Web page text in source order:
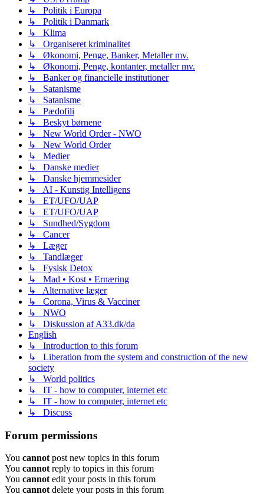
↳ Politik i Europa
↳ Politik i Danmark
↳ Klima
↳ Organiseret kriminalitet
↳ Økonomi, Penge, Banker, Metaller mv.
↳ Økonomi, Penge, kontanter, metaller mv.
↳ Banker og financielle institutioner
↳ Satanisme
↳ Satanisme
↳ Pædofili
↳ Beskyt børnene
↳ New World Order - NWO
↳ New World Order
↳ Medier
↳ Danske medier
↳ Danske hjemmesider
↳ AI - Kunstig Intelligens
↳ ET/UFO/UAP
↳ ET/UFO/UAP
↳ Sundhed/Sygdom
↳ Cancer
↳ Læger
↳ Tandlæger
↳ Fysisk Detox
↳ Mad • Kost • Ernæring
↳ Alternative læger
↳ Corona, Virus & Vacciner
↳ NWO
↳ Diskussion af A33.dk/da
English
↳ Introduction to this forum
↳ Liberation from the system and construction of the new
society
↳ World politics
↳ IT - how to computer, internet etc
↳ IT - how to computer, internet etc
↳ Discuss
Forum permissions
You cannot post new topics in this forum
You cannot reply to topics in this forum
You cannot edit your posts in this forum
You cannot delete your posts in this forum